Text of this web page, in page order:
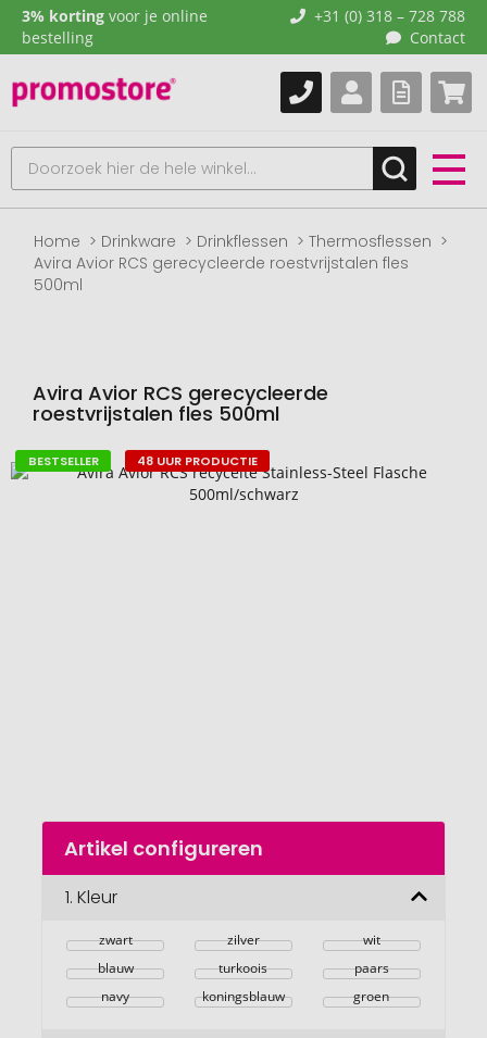
3% korting voor je online
bestelling
+31 (0) 318 – 728 788
Contact
Home Drinkware Drinkflessen
Thermosflessen
Avira Avior RCS gerecycleerde roestvrijstalen fles
500ml
Avira Avior RCS gerecycleerde
roestvrijstalen fles 500ml
Naar
Naar
begin
afbeeldingengalerij
BESTSELLER 48 UUR PRODUCTIE
Artikel configureren
1. Kleur
zwart zilver
wit
blauw
turkoois
paars
navy
koningsblauw groen